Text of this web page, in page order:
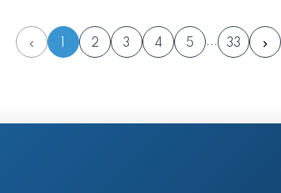
2 3 4 5 33